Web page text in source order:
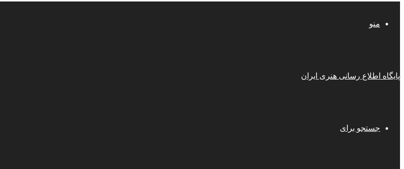
منو
پایگاه اطلاع رسانی هنری ایران
جستجو برای